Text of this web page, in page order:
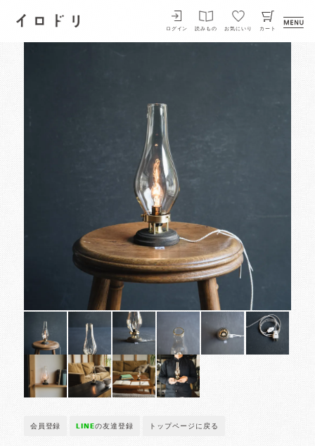
イロドリ
ログイン 読みもの お気にいり カート
会員登録 LINEの友達登録 トップページに戻る